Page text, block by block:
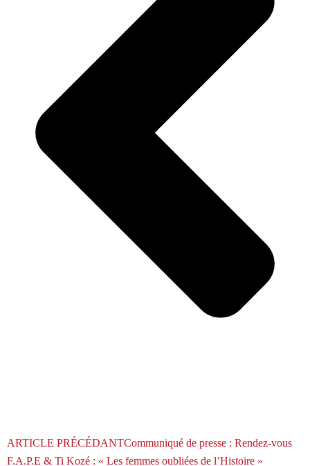
ARTICLE PRÉCÉDANTCommuniqué de presse : Rendez-vous
F.A.P.E & Ti Kozé : « Les femmes oubliées de l’Histoire »